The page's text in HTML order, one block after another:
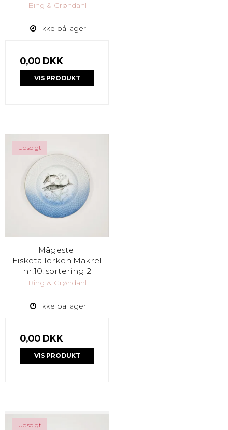
Bing & Grøndahl
Ikke på lager
0,00 DKK
VIS PRODUKT
Udsolgt
Mågestel
Fisketallerken Makrel
nr.10. sortering 2
Bing & Grøndahl
Ikke på lager
0,00 DKK
VIS PRODUKT
Udsolgt